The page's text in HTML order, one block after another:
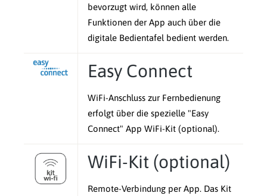
bevorzugt wird, können alle
Funktionen der App auch über die
digitale Bedientafel bedient werden.
Easy Connect
WiFi-Anschluss zur Fernbedienung
erfolgt über die spezielle "Easy
Connect" App WiFi-Kit (optional).
WiFi-Kit (optional)
Remote-Verbindung per App. Das Kit